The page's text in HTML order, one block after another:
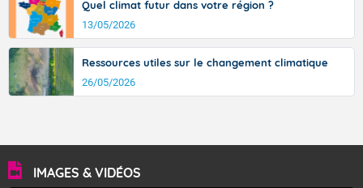
Quel climat futur dans votre région ?
13/05/2026
Ressources utiles sur le changement climatique
26/05/2026
IMAGES & VIDÉOS